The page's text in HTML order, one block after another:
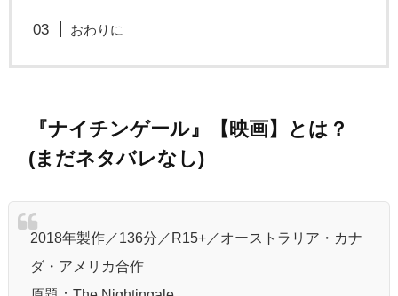
おわりに
『ナイチンゲール』【映画】とは？
(まだネタバレなし)
2018年製作／136分／R15+／オーストラリア・カナ
ダ・アメリカ合作